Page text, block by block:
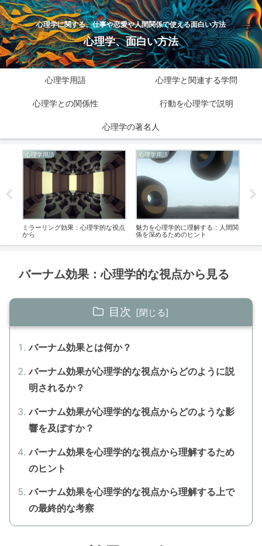
心理学に関する、仕事や恋愛や人間関係で使える面白い方法
心理学、面白い方法
心理学用語 心理学と関連する学問
心理学との関係性 行動を心理学で説明
心理学の著名人
心理学用語
ミラーリング効果：心理学的な視点
から
心理学用語
魅力を心理学的に理解する：人間関
係を深めるためのヒント
バーナム効果：心理学的な視点から見る
目次
バーナム効果とは何か？
バーナム効果が心理学的な視点からどのように説
明されるか？
バーナム効果が心理学的な視点からどのような影
響を及ぼすか？
バーナム効果を心理学的な視点から理解するため
のヒント
バーナム効果を心理学的な視点から理解する上で
の最終的な考察